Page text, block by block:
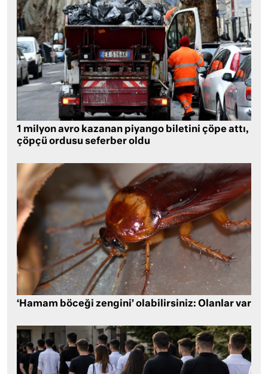
1 milyon avro kazanan piyango biletini çöpe attı,
çöpçü ordusu seferber oldu
‘Hamam böceği zengini’ olabilirsiniz: Olanlar var